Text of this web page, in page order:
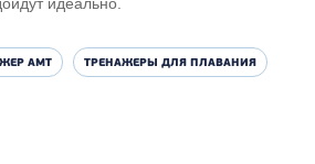
АМТ ТРЕНАЖЕРЫ ДЛЯ ПЛАВАНИЯ